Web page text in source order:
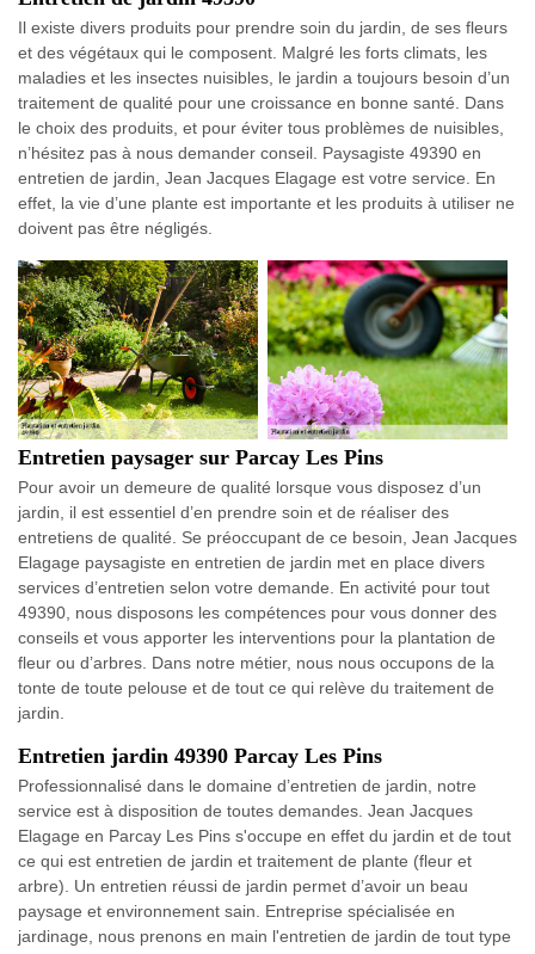
Il existe divers produits pour prendre soin du jardin, de ses fleurs
et des végétaux qui le composent. Malgré les forts climats, les
maladies et les insectes nuisibles, le jardin a toujours besoin d’un
traitement de qualité pour une croissance en bonne santé. Dans
le choix des produits, et pour éviter tous problèmes de nuisibles,
n’hésitez pas à nous demander conseil. Paysagiste 49390 en
entretien de jardin, Jean Jacques Elagage est votre service. En
effet, la vie d’une plante est importante et les produits à utiliser ne
doivent pas être négligés.
Entretien paysager sur Parcay Les Pins
Pour avoir un demeure de qualité lorsque vous disposez d’un
jardin, il est essentiel d’en prendre soin et de réaliser des
entretiens de qualité. Se préoccupant de ce besoin, Jean Jacques
Elagage paysagiste en entretien de jardin met en place divers
services d’entretien selon votre demande. En activité pour tout
49390, nous disposons les compétences pour vous donner des
conseils et vous apporter les interventions pour la plantation de
fleur ou d’arbres. Dans notre métier, nous nous occupons de la
tonte de toute pelouse et de tout ce qui relève du traitement de
jardin.
Entretien jardin 49390 Parcay Les Pins
Professionnalisé dans le domaine d’entretien de jardin, notre
service est à disposition de toutes demandes. Jean Jacques
Elagage en Parcay Les Pins s'occupe en effet du jardin et de tout
ce qui est entretien de jardin et traitement de plante (fleur et
arbre). Un entretien réussi de jardin permet d’avoir un beau
paysage et environnement sain. Entreprise spécialisée en
jardinage, nous prenons en main l'entretien de jardin de tout type